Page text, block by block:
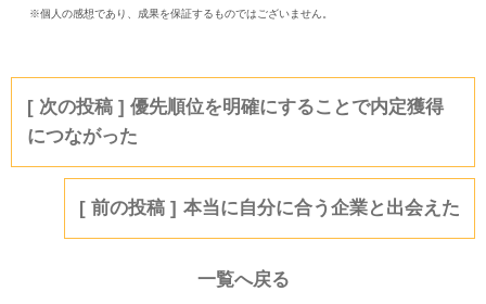
※個人の感想であり、成果を保証するものではございません。
優先順位を明確にすることで内定獲得
につながった
本当に自分に合う企業と出会えた
一覧へ戻る